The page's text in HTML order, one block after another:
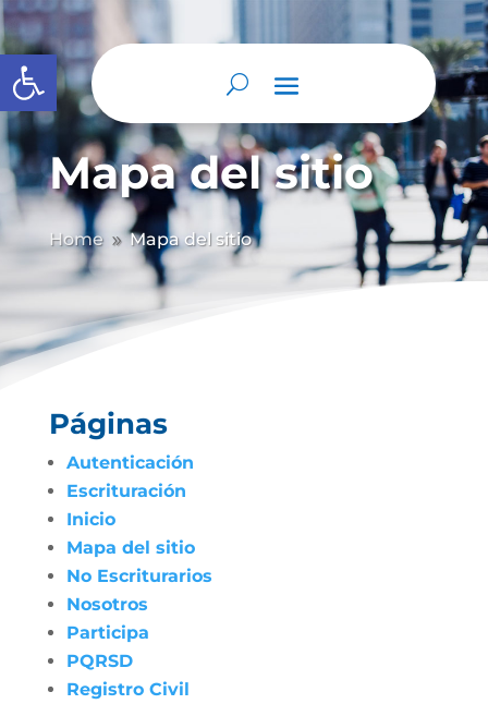
Abrir barra de herramientas
Mapa del sitio
Home 9 Mapa del sitio
Páginas
Autenticación
Escrituración
Inicio
Mapa del sitio
No Escriturarios
Nosotros
Participa
PQRSD
Registro Civil